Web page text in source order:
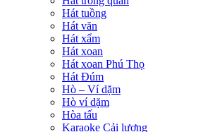
Hát tuồng
Hát văn
Hát xẩm
Hát xoan
Hát xoan Phú Thọ
Hát Đúm
Hò – Ví dặm
Hò ví dặm
Hòa tấu
Karaoke Cải lương